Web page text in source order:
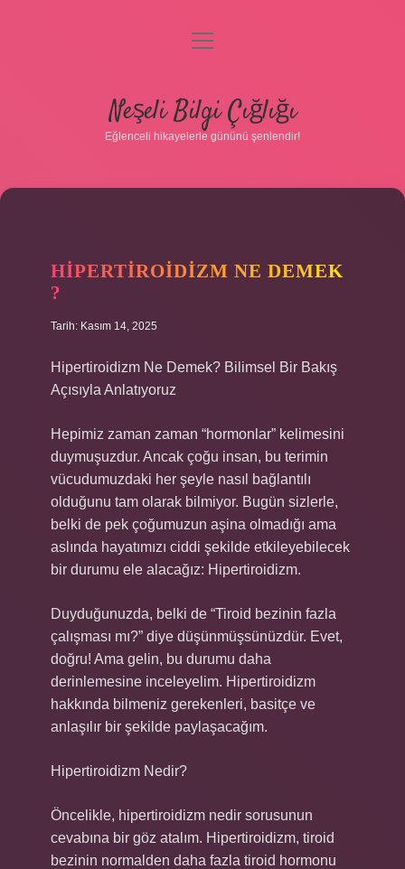
Gizlilik Politikası
Hakkımızda
menüyü
Neşeli Bilgi Çığlığı
Eğlenceli hikayelerle gününü şenlendir!
HIPERTIROIDIZM NE DEMEK
?
Tarih: Kasım 14, 2025
Hipertiroidizm Ne Demek? Bilimsel Bir Bakış
Açısıyla Anlatıyoruz
Hepimiz zaman zaman “hormonlar” kelimesini
duymuşuzdur. Ancak çoğu insan, bu terimin
vücudumuzdaki her şeyle nasıl bağlantılı
olduğunu tam olarak bilmiyor. Bugün sizlerle,
belki de pek çoğumuzun aşina olmadığı ama
aslında hayatımızı ciddi şekilde etkileyebilecek
bir durumu ele alacağız: Hipertiroidizm.
Duyduğunuzda, belki de “Tiroid bezinin fazla
çalışması mı?” diye düşünmüşsünüzdür. Evet,
doğru! Ama gelin, bu durumu daha
derinlemesine inceleyelim. Hipertiroidizm
hakkında bilmeniz gerekenleri, basitçe ve
anlaşılır bir şekilde paylaşacağım.
Hipertiroidizm Nedir?
Öncelikle, hipertiroidizm nedir sorusunun
cevabına bir göz atalım. Hipertiroidizm, tiroid
bezinin normalden daha fazla tiroid hormonu